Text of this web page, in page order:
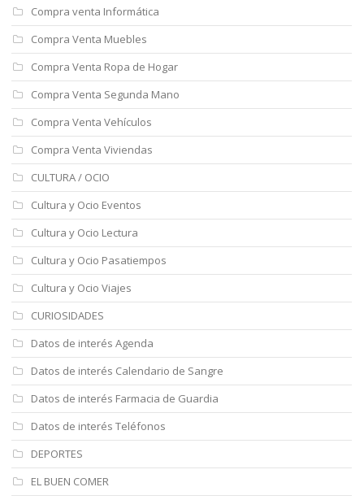
Compra venta Informática
Compra Venta Muebles
Compra Venta Ropa de Hogar
Compra Venta Segunda Mano
Compra Venta Vehículos
Compra Venta Viviendas
CULTURA / OCIO
Cultura y Ocio Eventos
Cultura y Ocio Lectura
Cultura y Ocio Pasatiempos
Cultura y Ocio Viajes
CURIOSIDADES
Datos de interés Agenda
Datos de interés Calendario de Sangre
Datos de interés Farmacia de Guardia
Datos de interés Teléfonos
DEPORTES
EL BUEN COMER